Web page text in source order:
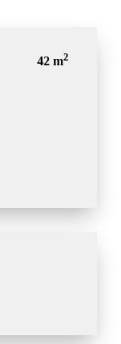
42 m2